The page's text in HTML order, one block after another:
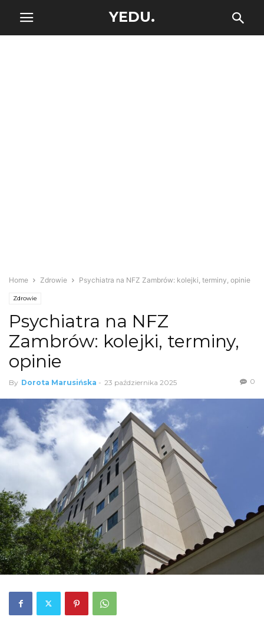
YEDU.
Home Zdrowie Psychiatra na NFZ Zambrów: kolejki, terminy, opinie
Zdrowie
Psychiatra na NFZ
Zambrów: kolejki, terminy,
opinie
By Dorota Marusińska - 23 października 2025 0